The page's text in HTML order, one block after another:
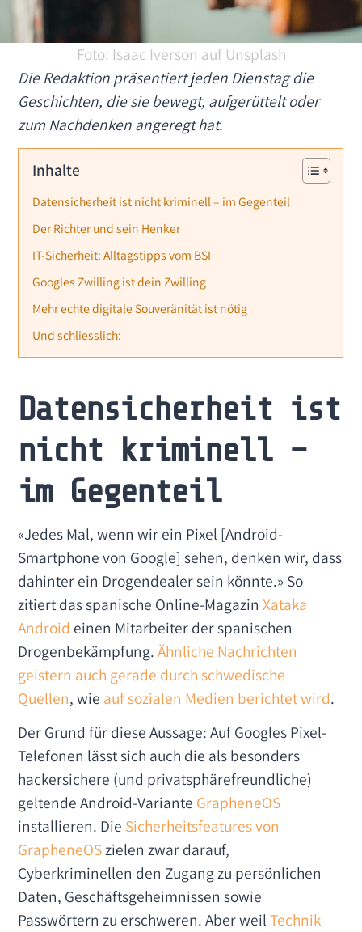
Foto: Isaac Iverson auf Unsplash
Die Redaktion präsentiert jeden Dienstag die
Geschichten, die sie bewegt, aufgerüttelt oder
zum Nachdenken angeregt hat.
Inhalte
Datensicherheit ist nicht kriminell – im Gegenteil
Der Richter und sein Henker
IT-Sicherheit: Alltagstipps vom BSI
Googles Zwilling ist dein Zwilling
Mehr echte digitale Souveränität ist nötig
Und schliesslich:
Datensicherheit ist
nicht kriminell –
im Gegenteil
«Jedes Mal, wenn wir ein Pixel [Android-
Smartphone von Google] sehen, denken wir, dass
dahinter ein Drogendealer sein könnte.» So
zitiert das spanische Online-MagazinXataka
Android einen Mitarbeiter der spanischen
Drogenbekämpfung.Ähnliche Nachrichten
geistern auch gerade durch schwedische
Quellen, wie auf sozialen Medien berichtet wird.
Der Grund für diese Aussage: Auf Googles Pixel-
Telefonen lässt sich auch die als besonders
hackersichere (und privatsphärefreundliche)
geltende Android-Variante GrapheneOS
installieren. Die Sicherheitsfeatures von
GrapheneOSzielen zwar darauf,
Cyberkriminellen den Zugang zu persönlichen
Daten, Geschäftsgeheimnissen sowie
Passwörtern zu erschweren. Aber weilTechnik